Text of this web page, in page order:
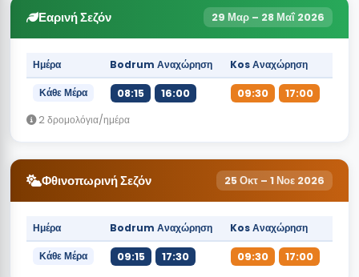
Εαρινή Σεζόν 29 Μαρ – 28 Μαΐ 2026
Ημέρα Bodrum Αναχώρηση Kos Αναχώρηση
Κάθε Μέρα 08:15 16:00 09:30
17:00
2 δρομολόγια/ημέρα
Φθινοπωρινή Σεζόν 25 Οκτ – 1 Νοε 2026
Ημέρα Bodrum Αναχώρηση Kos Αναχώρηση
Κάθε Μέρα 09:15 17:30 09:30 17:00